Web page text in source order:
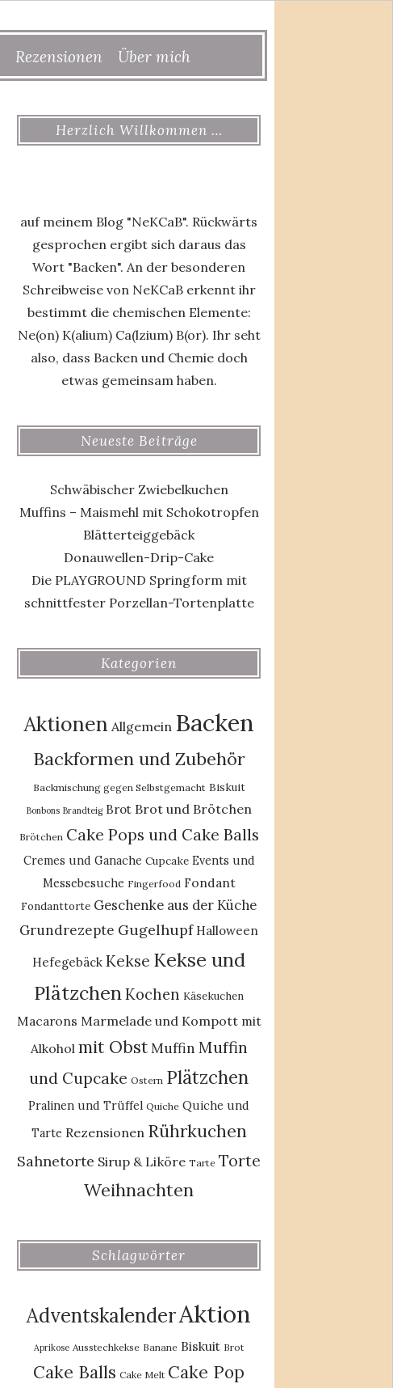
Rezensionen Über mich
Herzlich Willkommen …
auf meinem Blog "NeKCaB". Rückwärts
gesprochen ergibt sich daraus das
Wort "Backen". An der besonderen
Schreibweise von NeKCaB erkennt ihr
bestimmt die chemischen Elemente:
Ne(on) K(alium) Ca(lzium) B(or). Ihr seht
also, dass Backen und Chemie doch
etwas gemeinsam haben.
Neueste Beiträge
Schwäbischer Zwiebelkuchen
Muffins – Maismehl mit Schokotropfen
Blätterteiggebäck
Donauwellen-Drip-Cake
Die PLAYGROUND Springform mit
schnittfester Porzellan-Tortenplatte
Kategorien
Aktionen Allgemein Backen
Backformen und Zubehör
Backmischung gegen Selbstgemacht Biskuit
Bonbons Brandteig Brot Brot und Brötchen
Brötchen Cake Pops und Cake Balls
Cremes und Ganache Cupcake Events und
Messebesuche Fingerfood Fondant
Fondanttorte Geschenke aus der Küche
Grundrezepte Gugelhupf Halloween
Hefegebäck Kekse Kekse und
Plätzchen Kochen Käsekuchen
Macarons Marmelade und Kompott mit
Alkohol mit Obst Muffin Muffin
und Cupcake Ostern Plätzchen
Pralinen und Trüffel Quiche Quiche und
Tarte Rezensionen Rührkuchen
Sahnetorte Sirup & Liköre Tarte Torte
Weihnachten
Schlagwörter
AdventskalenderAktion
Aprikose Ausstechkekse Banane Biskuit Brot
Cake Balls Cake Melt Cake Pop